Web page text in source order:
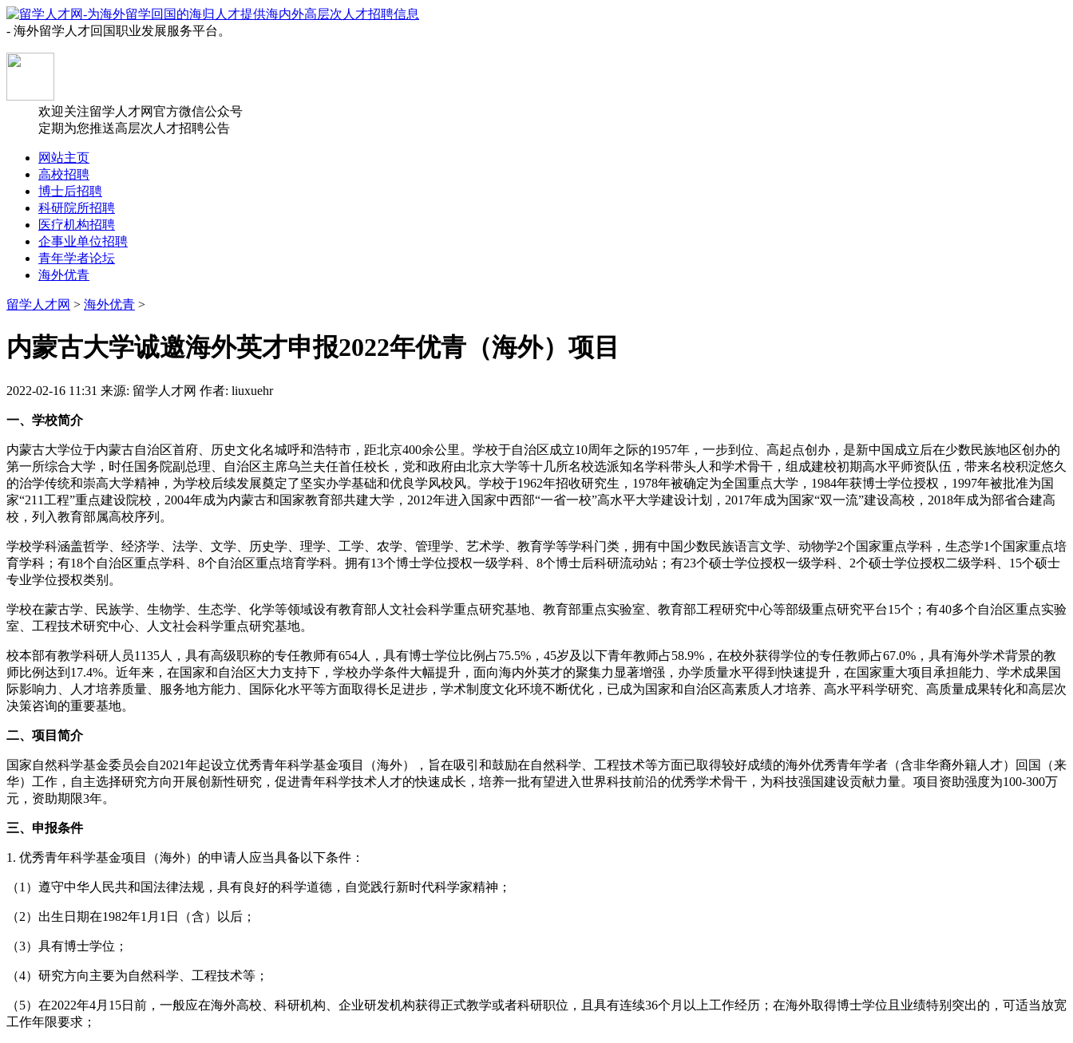
- 海外留学人才回国职业发展服务平台。
欢迎关注留学人才网官方微信公众号
定期为您推送高层次人才招聘公告
网站主页
高校招聘
博士后招聘
科研院所招聘
医疗机构招聘
企事业单位招聘
青年学者论坛
海外优青
留学人才网 > 海外优青 >
内蒙古大学诚邀海外英才申报2022年优青（海外）项目
2022-02-16 11:31 来源: 留学人才网 作者: liuxuehr
一、学校简介
内蒙古大学位于内蒙古自治区首府、历史文化名城呼和浩特市，距北京400余公里。学校于自治区成立10周年之际的1957年，一步到位、高起点创办，是新中国成立后在少数民族地区创办的
第一所综合大学，时任国务院副总理、自治区主席乌兰夫任首任校长，党和政府由北京大学等十几所名校选派知名学科带头人和学术骨干，组成建校初期高水平师资队伍，带来名校积淀悠久
的治学传统和崇高大学精神，为学校后续发展奠定了坚实办学基础和优良学风校风。学校于1962年招收研究生，1978年被确定为全国重点大学，1984年获博士学位授权，1997年被批准为国
家“211工程”重点建设院校，2004年成为内蒙古和国家教育部共建大学，2012年进入国家中西部“一省一校”高水平大学建设计划，2017年成为国家“双一流”建设高校，2018年成为部省合建高
校，列入教育部属高校序列。
学校学科涵盖哲学、经济学、法学、文学、历史学、理学、工学、农学、管理学、艺术学、教育学等学科门类，拥有中国少数民族语言文学、动物学2个国家重点学科，生态学1个国家重点培
育学科；有18个自治区重点学科、8个自治区重点培育学科。拥有13个博士学位授权一级学科、8个博士后科研流动站；有23个硕士学位授权一级学科、2个硕士学位授权二级学科、15个硕士
专业学位授权类别。
学校在蒙古学、民族学、生物学、生态学、化学等领域设有教育部人文社会科学重点研究基地、教育部重点实验室、教育部工程研究中心等部级重点研究平台15个；有40多个自治区重点实验
室、工程技术研究中心、人文社会科学重点研究基地。
校本部有教学科研人员1135人，具有高级职称的专任教师有654人，具有博士学位比例占75.5%，45岁及以下青年教师占58.9%，在校外获得学位的专任教师占67.0%，具有海外学术背景的教
师比例达到17.4%。近年来，在国家和自治区大力支持下，学校办学条件大幅提升，面向海内外英才的聚集力显著增强，办学质量水平得到快速提升，在国家重大项目承担能力、学术成果国
际影响力、人才培养质量、服务地方能力、国际化水平等方面取得长足进步，学术制度文化环境不断优化，已成为国家和自治区高素质人才培养、高水平科学研究、高质量成果转化和高层次
决策咨询的重要基地。
二、项目简介
国家自然科学基金委员会自2021年起设立优秀青年科学基金项目（海外），旨在吸引和鼓励在自然科学、工程技术等方面已取得较好成绩的海外优秀青年学者（含非华裔外籍人才）回国（来
华）工作，自主选择研究方向开展创新性研究，促进青年科学技术人才的快速成长，培养一批有望进入世界科技前沿的优秀学术骨干，为科技强国建设贡献力量。项目资助强度为100-300万
元，资助期限3年。
三、申报条件
1. 优秀青年科学基金项目（海外）的申请人应当具备以下条件：
（1）遵守中华人民共和国法律法规，具有良好的科学道德，自觉践行新时代科学家精神；
（2）出生日期在1982年1月1日（含）以后；
（3）具有博士学位；
（4）研究方向主要为自然科学、工程技术等；
（5）在2022年4月15日前，一般应在海外高校、科研机构、企业研发机构获得正式教学或者科研职位，且具有连续36个月以上工作经历；在海外取得博士学位且业绩特别突出的，可适当放宽
工作年限要求；